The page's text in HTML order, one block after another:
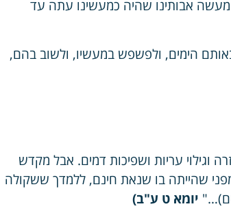
אבותינו שהיה כמעשינו עתה עד
הימים, ולפשפש במעשיו, ולשוב בהם,
וגילוי עריות ושפיכות דמים. אבל מקדש
שהייתה בו שנאת חינם, ללמדך ששקולה
יומא ט ע"ב)